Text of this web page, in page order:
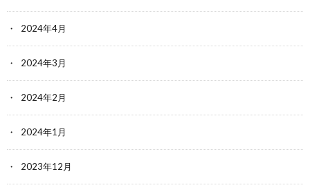
2024年4月
2024年3月
2024年2月
2024年1月
2023年12月